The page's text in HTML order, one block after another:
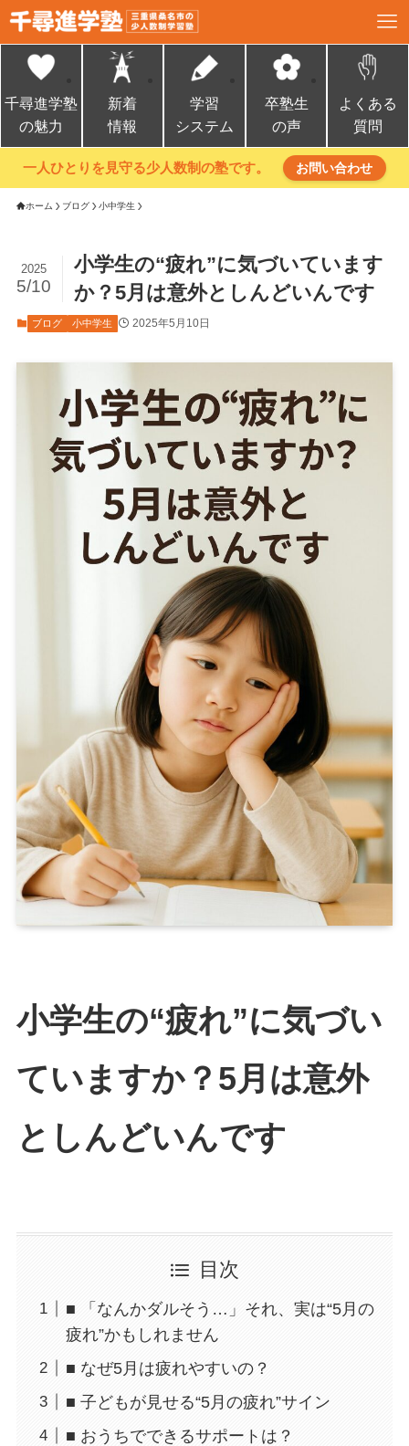
千尋進学塾
の魅力
新着
情報
学習
システム
卒塾生
の声
よくある
質問
一人ひとりを見守る少人数制の塾です。 お問い合わせ
ホーム ブログ 小中学生
小学生の“疲れ”に気づいています
か？5月は意外としんどいんです
2025
5/10
ブログ 小中学生 2025年5月10日
小学生の“疲れ”に気づい
ていますか？5月は意外
としんどいんです
目次
■ 「なんかダルそう…」それ、実は“5月の
疲れ”かもしれません
■ なぜ5月は疲れやすいの？
■ 子どもが見せる“5月の疲れ”サイン
■ おうちでできるサポートは？